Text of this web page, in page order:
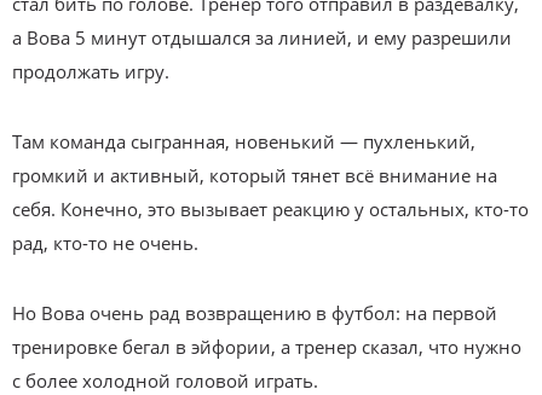
а Вова 5 минут отдышался за линией, и ему разрешили
продолжать игру.
Там команда сыгранная, новенький — пухленький,
громкий и активный, который тянет всё внимание на
себя. Конечно, это вызывает реакцию у остальных, кто-то
рад, кто-то не очень.
Но Вова очень рад возвращению в футбол: на первой
тренировке бегал в эйфории, а тренер сказал, что нужно
с более холодной головой играть.